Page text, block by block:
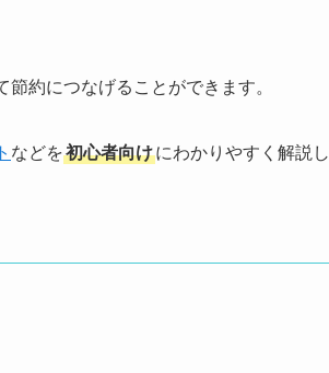
約につなげることができます。
などを初心者向けにわかりやすく解説し